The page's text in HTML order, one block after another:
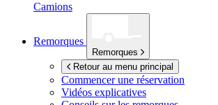
Camions
Remorques
Remorques
Retour au menu principal
Commencer une réservation
Vidéos explicatives